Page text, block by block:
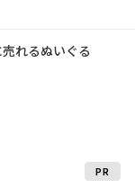
れるぬいぐる
PR